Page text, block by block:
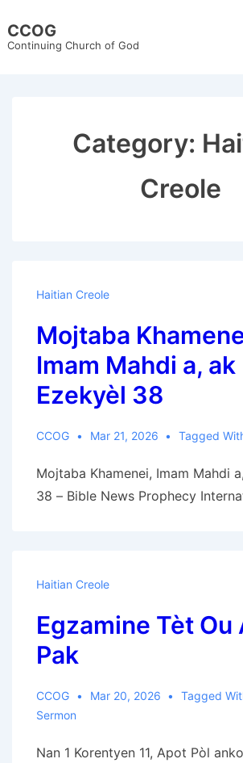
Skip
CCOG
Continuing Church of God
Category:
Creole
Haitian Creole
Mojtaba
Imam Mahdi a, ak
Ezekyèl 38
CCOG Mar 21, 2026 Tagged
Mojtaba Khamenei, Imam Mahdi
38 – Bible News Prophecy
Haitian Creole
Egzamine Tèt Ou
Pak
CCOG Mar 20, 2026 Tagged
Sermon
Nan 1 Korentyen 11, Apot Pòl